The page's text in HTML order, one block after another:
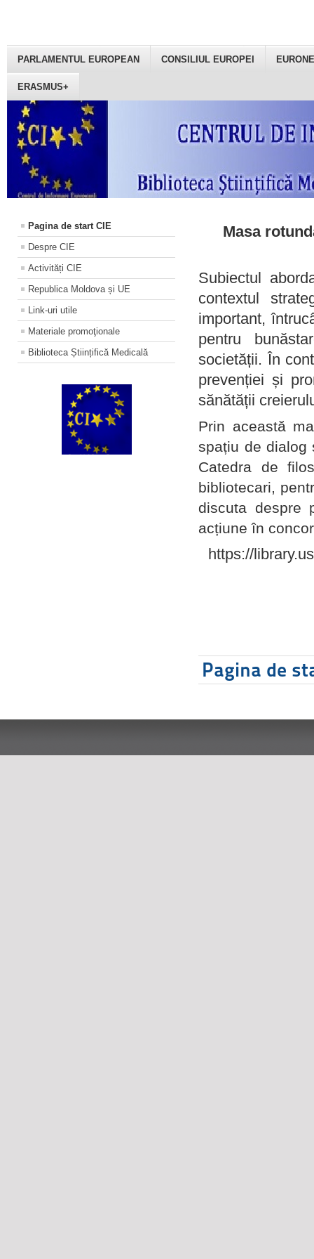
PARLAMENTUL EUROPEAN CONSILIUL EUROPEI
ERASMUS+
Pagina de start CIE
Despre CIE
Activități CIE
Republica Moldova și UE
Link-uri utile
Materiale promoţionale
Biblioteca Științifică Medicală
Masa
Subiectul
contextul
important,
pentru
societății. În
prevenției și
sănătății
Prin această
spațiu de dialog
Catedra de
bibliotecari,
discuta despre
acțiune în
https://
Pagina de